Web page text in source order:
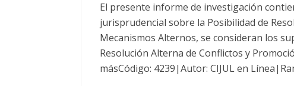
El presente informe de investigación
jurisprudencial sobre la Posibilidad de
Mecanismos Alternos, se consideran los
Resolución Alterna de Conflictos y
másCódigo: 4239|Autor: CIJUL en